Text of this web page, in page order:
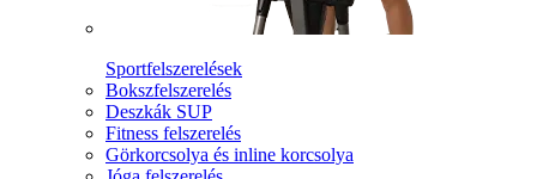
Sportfelszerelések
Bokszfelszerelés
Deszkák SUP
Fitness felszerelés
Görkorcsolya és inline korcsolya